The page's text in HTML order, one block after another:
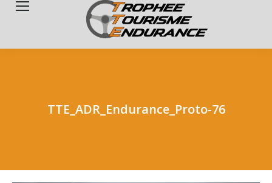
TTE_ADR_Endurance_Proto-76